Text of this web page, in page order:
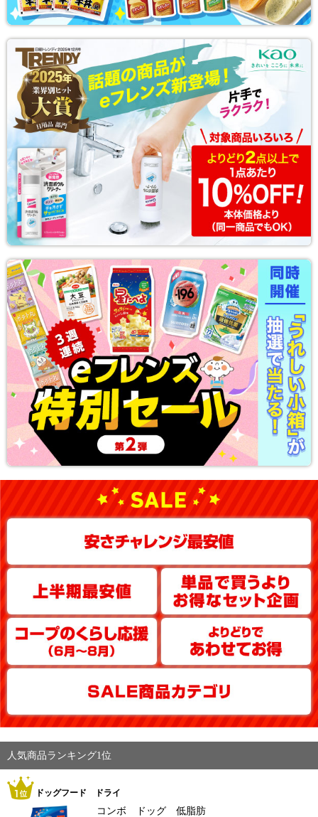
人気商品ランキング1位
ドッグフード ドライ
コンボ ドッグ 低脂肪